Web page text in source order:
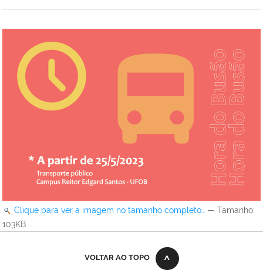
Clique para ver a imagem no tamanho completo… — Tamanho:
103KB
VOLTAR AO TOPO